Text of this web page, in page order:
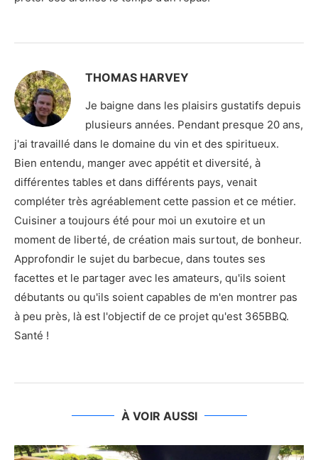
THOMAS HARVEY
Je baigne dans les plaisirs gustatifs depuis
plusieurs années. Pendant presque 20 ans,
j'ai travaillé dans le domaine du vin et des spiritueux.
Bien entendu, manger avec appétit et diversité, à
différentes tables et dans différents pays, venait
compléter très agréablement cette passion et ce métier.
Cuisiner a toujours été pour moi un exutoire et un
moment de liberté, de création mais surtout, de bonheur.
Approfondir le sujet du barbecue, dans toutes ses
facettes et le partager avec les amateurs, qu'ils soient
débutants ou qu'ils soient capables de m'en montrer pas
à peu près, là est l'objectif de ce projet qu'est 365BBQ.
Santé !
À VOIR AUSSI